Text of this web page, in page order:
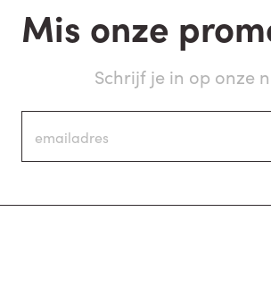
Mis onze
Schrijf je in op onze